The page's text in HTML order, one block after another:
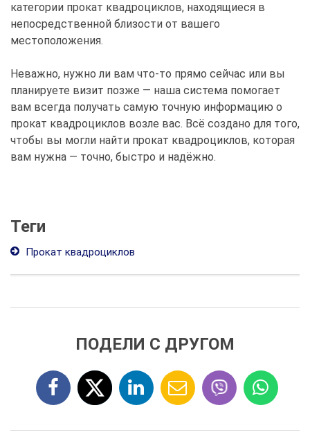
категории прокат квадроциклов, находящиеся в
непосредственной близости от вашего
местоположения.
Неважно, нужно ли вам что-то прямо сейчас или вы
планируете визит позже — наша система помогает
вам всегда получать самую точную информацию о
прокат квадроциклов возле вас. Всё создано для того,
чтобы вы могли найти прокат квадроциклов, которая
вам нужна — точно, быстро и надёжно.
Теги
Прокат квадроциклов
ПОДЕЛИ С ДРУГОМ